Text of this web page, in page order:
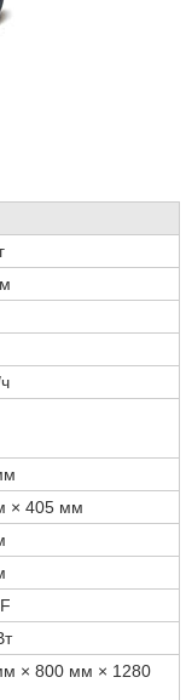
× 405 мм
× 800 мм × 1280